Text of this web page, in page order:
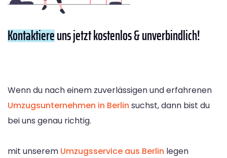
Kontaktiereuns jetzt kostenlos & unverbindlich!
Wenn du nach einem zuverlässigen und erfahrenen
Umzugsunternehmen in Berlin suchst, dann bist du
bei uns genau richtig.
mit unserem Umzugsservice aus Berlin legen